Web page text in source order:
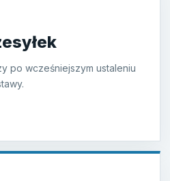
po wcześniejszym ustaleniu